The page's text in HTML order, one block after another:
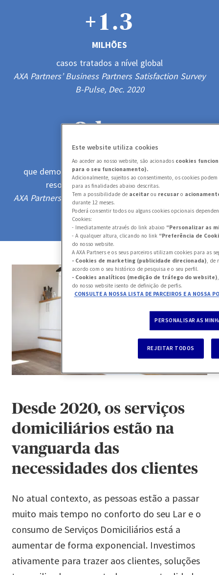
6
8
9
4
5
7
8
9
4
5
7
8
9
5
7
8
9
5
7
8
9
+1
2
3
4
5
6
7
8
9
.3
4
5
6
7
8
9
MILHÕES
casos tratados a nível global
AXA Partners’ Business Partners Satisfaction Survey
B-Pulse, Dec. 2020
<
0
1
2
3
4
5
6
7
9
horas
DE TEMPO MÉDIO
que demora um técnico a chegar ao local para
resolver a situação de emergência
AXA Partners’ Business Partners Satisfaction Survey
B-Pulse, Dec. 2020
Desde 2020, os serviços
domiciliários estão na
vanguarda das
necessidades dos clientes
No atual contexto, as pessoas estão a passar
muito mais tempo no conforto do seu Lar e o
consumo de Serviços Domiciliários está a
aumentar de forma exponencial. Investimos
ativamente para trazer aos clientes, soluções
Este website utiliza cookies
Ao aceder ao nosso website, são acionados cookies
para o seu funcionamento).
Adicionalmente, sujeitos ao consentimento, os cookies
para as finalidades abaixo descritas.
Tem a possibilidade de aceitarou recusaro
durante 12 meses.
Poderá consentir todos ou alguns cookies opcionais
Cookies:
- Imediatamente através do link abaixo “Personalizar as
- A qualquer altura, clicando no link “Preferência de
do nosso website.
A AXA Partners e os seus parceiros utilizam cookies para as
- Cookies de marketing (publicidade direcionada), de
acordo com o seu histórico de pesquisa e o seu perfil.
- Cookies analíticos (medição de tráfego do website)
do nosso website isento de definição de perfis.
CONSULTE A NOSSA LISTA DE PARCEIROS E A NOSSA
PERSONALISAR AS
REJEITAR TODOS